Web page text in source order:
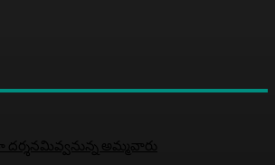
దర్శనమివ్వనున్న అమ్మవారు